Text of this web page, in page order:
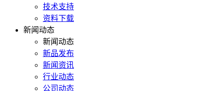
技术支持
资料下载
新闻动态
新闻动态
新品发布
新闻资讯
行业动态
公司动态